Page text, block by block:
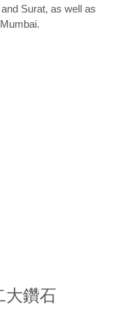
Surat, as well as
大鑽石